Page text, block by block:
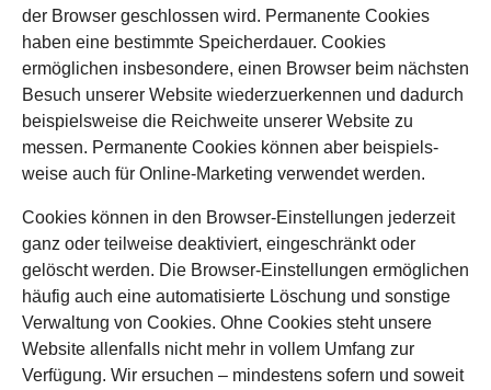
der Browser geschlossen wird. Permanente Cookies
haben eine bestimmte Speicher­dauer. Cookies
ermöglichen insbesondere, einen Browser beim nächsten
Besuch unserer Website wiederzuerkennen und dadurch
beispielsweise die Reich­weite unserer Website zu
messen. Permanente Cookies können aber beispiels­
weise auch für Online-Marketing verwendet werden.
Cookies können in den Browser-Einstellungen jederzeit
ganz oder teilweise deaktiviert, eingeschränkt oder
gelöscht werden. Die Browser-Einstellungen ermöglichen
häufig auch eine automatisierte Löschung und sonstige
Verwaltung von Cookies. Ohne Cookies steht unsere
Website allenfalls nicht mehr in vollem Umfang zur
Verfügung. Wir ersuchen – mindestens sofern und soweit